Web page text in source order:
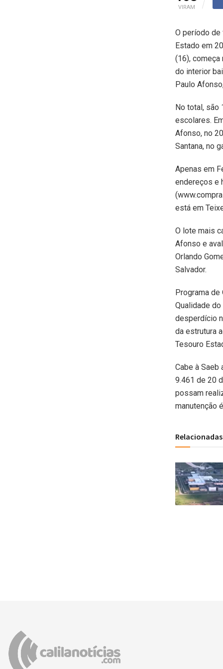
VIRAM
O período
Estado em
(16),
do interior
Paulo
No total, são
escolares.
Afonso, no
Santana, no
Apenas em
endereços e
está em
O lote mais
Afonso e
Orlando
Salvador.
Programa
Qualidade
desperdício
da estrutura
Tesouro
Cabe à
9.461 de 20
possam
manutenção
Relacionadas